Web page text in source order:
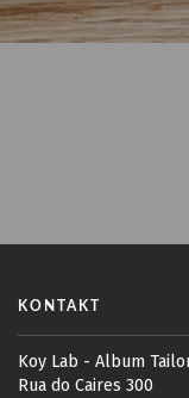
KONTAKT
Koy Lab - Album
Rua do Caires 300